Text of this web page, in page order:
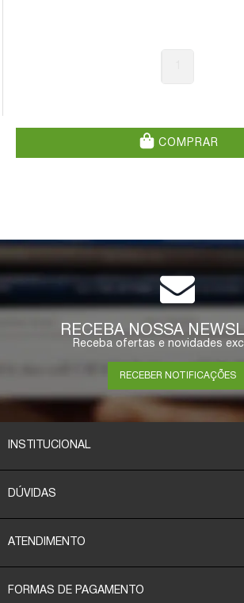
COMPRAR
RECEBA NOSSA
Receba ofertas e novidades
RECEBER NOTIFICAÇÕES
INSTITUCIONAL
DÚVIDAS
ATENDIMENTO
FORMAS DE PAGAMENTO